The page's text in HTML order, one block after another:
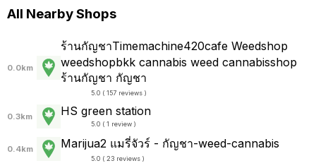
All Nearby Shops
0.0km
ร้านกัญชาTimemachine420cafe Weedshop
weedshopbkk cannabis weed cannabisshop
ร้านกัญชา กัญชา
5.0 ( 157 reviews )
0.3km HS green station
5.0 ( 1 review )
0.4km Marijua2 แมรี่จัวร์ - กัญชา-weed-cannabis
5.0 ( 23 reviews )